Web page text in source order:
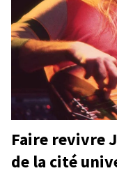
Faire revivre
de la cité